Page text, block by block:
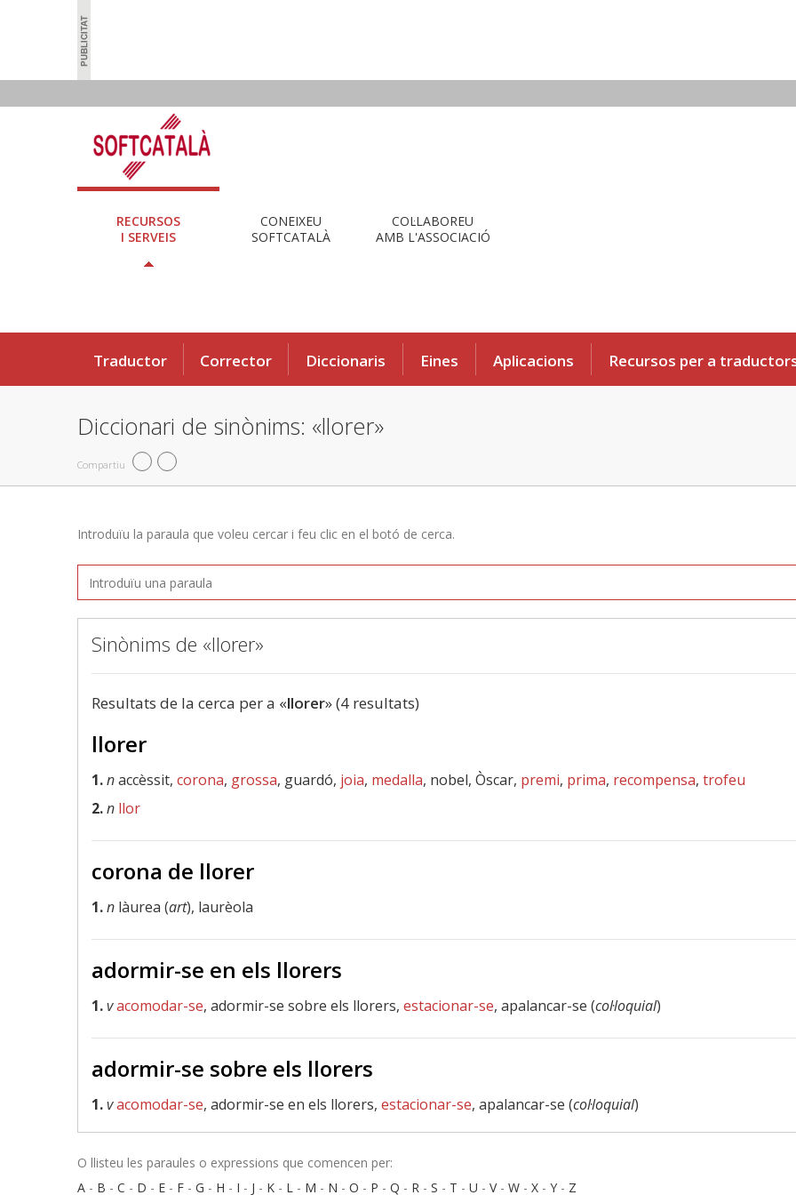
RECURSOS
I SERVEIS
CONEIXEU
SOFTCATALÀ
COL·LABOREU
AMB L'ASSOCIACIÓ
Traductor Corrector Diccionaris Eines Aplicacions Recursos per a
Diccionari de sinònims: «llorer»
Compartiu
Introduïu la paraula que voleu cercar i feu clic en el botó de cerca.
Sinònims de «llorer»
Resultats de la cerca per a «llorer» (4 resultats)
llorer
1.naccèssit, corona, grossa, guardó, joia, medalla, nobel, Òscar, premi, prima, recompensa, trofeu
2.n llor
corona de llorer
1.n làurea (art), laurèola
adormir-se en els llorers
1.vacomodar-se, adormir-se sobre els llorers, estacionar-se, apalancar-se (col·loquial)
adormir-se sobre els llorers
1.vacomodar-se, adormir-se en els llorers, estacionar-se, apalancar-se (col·loquial)
O llisteu les paraules o expressions que comencen per:
A - B - C - D - E - F - G - H - I - J - K - L - M - N - O - P - Q - R - S - T - U - V- W - X - Y - Z